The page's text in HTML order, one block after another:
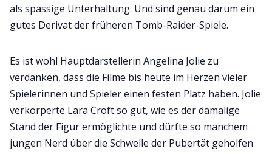
als spassige Unterhaltung. Und sind genau darum ein
gutes Derivat der früheren Tomb-Raider-Spiele.
Es ist wohl Hauptdarstellerin Angelina Jolie zu
verdanken, dass die Filme bis heute im Herzen vieler
Spielerinnen und Spieler einen festen Platz haben. Jolie
verkörperte Lara Croft so gut, wie es der damalige
Stand der Figur ermöglichte und dürfte so manchem
jungen Nerd über die Schwelle der Pubertät geholfen